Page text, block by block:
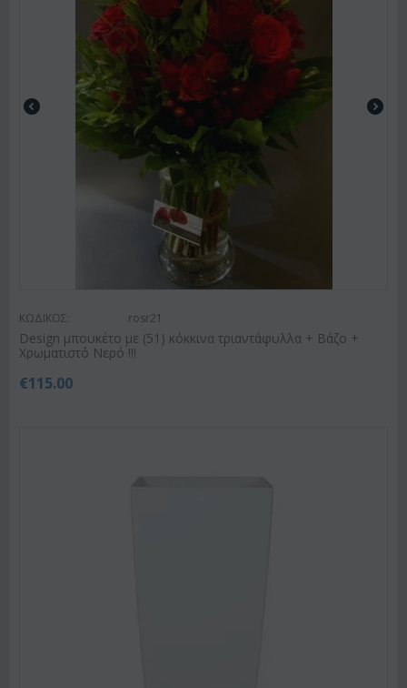
ΚΩΔΙΚΟΣ: rosr21
Design μπουκέτο με (51) κόκκινα τριαντάφυλλα + Βάζο +
Χρωματιστό Νερό !!!
€115.00